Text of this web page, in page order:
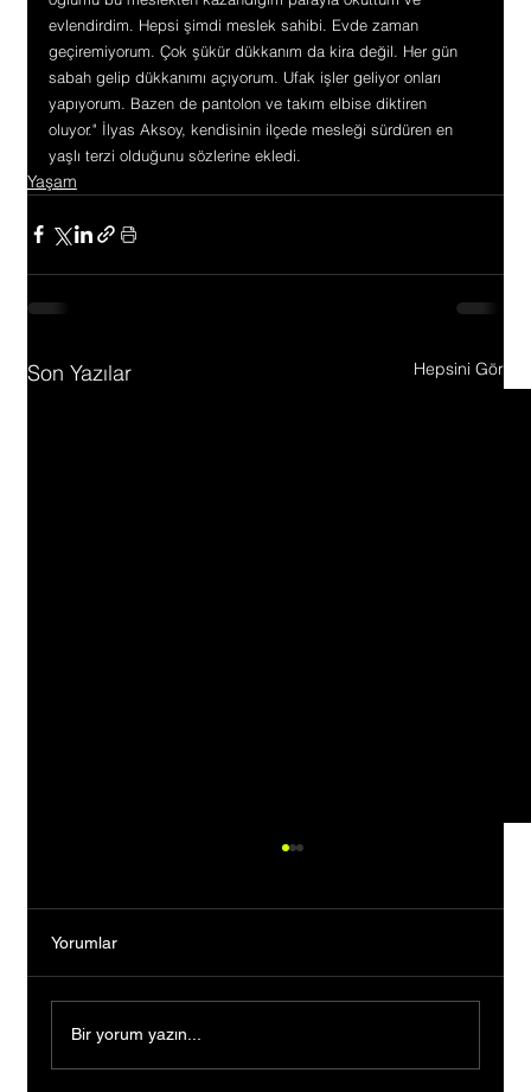
evlendirdim. Hepsi şimdi meslek sahibi. Evde zaman
geçiremiyorum. Çok şükür dükkanım da kira değil. Her gün
sabah gelip dükkanımı açıyorum. Ufak işler geliyor onları
yapıyorum. Bazen de pantolon ve takım elbise diktiren
oluyor." İlyas Aksoy, kendisinin ilçede mesleği sürdüren en
yaşlı terzi olduğunu sözlerine ekledi.
Yaşam
Son Yazılar Hepsini Gör
Yorumlar
Bir yorum yazın...